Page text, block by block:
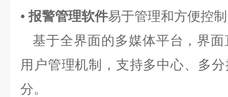
•报警管理软件易于管理和方便控制
基于全界面的多媒体平台，界
用户管理机制，支持多中心、多
分。